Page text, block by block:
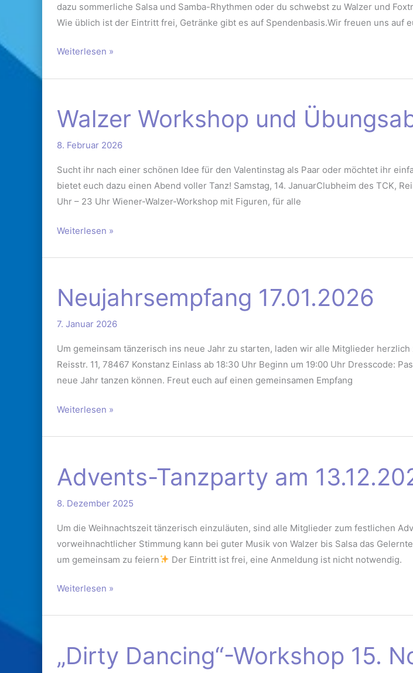
dazu sommerliche Salsa und Samba-Rhythmen oder du schwebst zu Walzer und
Wie üblich ist der Eintritt frei, Getränke gibt es auf Spendenbasis.Wir freuen uns auf
Weiterlesen »
Walzer Workshop und
8. Februar 2026
Sucht ihr nach einer schönen Idee für den Valentinstag als Paar oder möchtet ihr
bietet euch dazu einen Abend voller Tanz! Samstag, 14. JanuarClubheim des TCK,
Uhr – 23 Uhr Wiener-Walzer-Workshop mit Figuren, für alle
Workshop
und
Übungsabend
Weiterlesen »
Neujahrsempfang 17.01.2026
7. Januar 2026
Um gemeinsam tänzerisch ins neue Jahr zu starten, laden wir alle Mitglieder
Reisstr. 11, 78467 Konstanz Einlass ab 18:30 Uhr Beginn um 19:00 Uhr Dresscode:
neue Jahr tanzen können. Freut euch auf einen gemeinsamen Empfang
17.01.2026
Weiterlesen »
Advents-Tanzparty am
8. Dezember 2025
Um die Weihnachtszeit tänzerisch einzuläuten, sind alle Mitglieder zum festlichen
vorweihnachtlicher Stimmung kann bei guter Musik von Walzer bis Salsa das
um gemeinsam zu feiern
Der Eintritt ist frei, eine Anmeldung ist nicht notwendig.
Tanzparty
am
13.12.2025
Weiterlesen »
„Dirty Dancing“-Workshop 15.
Dancing“-
Workshop